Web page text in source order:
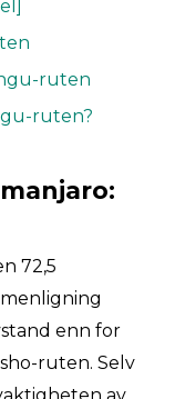
ruten
ruten?
72,5
enn for
ruten. Selv